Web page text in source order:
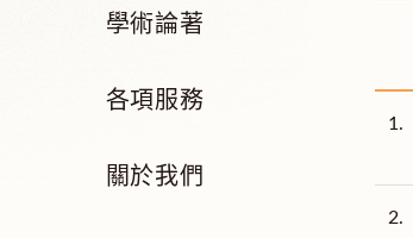
學術論著
各項服務
關於我們
1.
2.